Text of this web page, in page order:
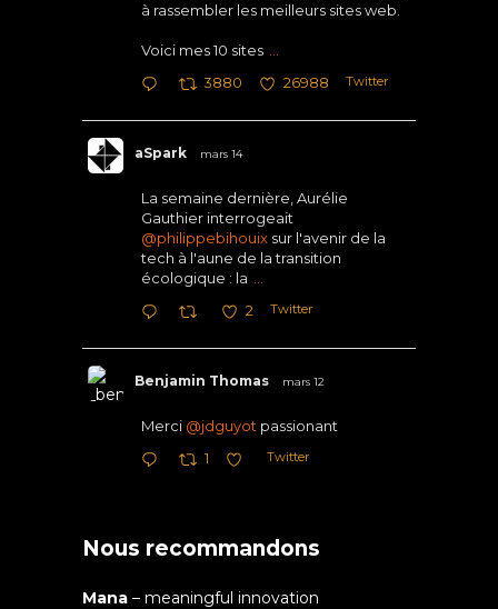
à rassembler les meilleurs sites web.
Voici mes 10 sites
3880 26988 Twitter
aSpark mars 14
La semaine dernière, Aurélie
Gauthier interrogeait
@philippebihouix sur l'avenir de la
tech à l'aune de la transition
écologique : la
2 Twitter
Benjamin Thomas mars 12
Merci @jdguyot passionant
1 Twitter
Nous recommandons
Mana – meaningful innovation